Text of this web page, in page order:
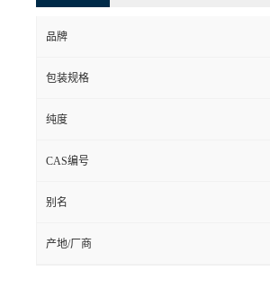
品牌
包装规格
纯度
CAS编号
别名
产地/厂商